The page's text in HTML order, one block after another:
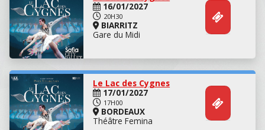
16/01/2027
20H30
BIARRITZ
Gare du Midi
Le Lac des Cygnes
17/01/2027
17H00
BORDEAUX
Théâtre Femina
Concert